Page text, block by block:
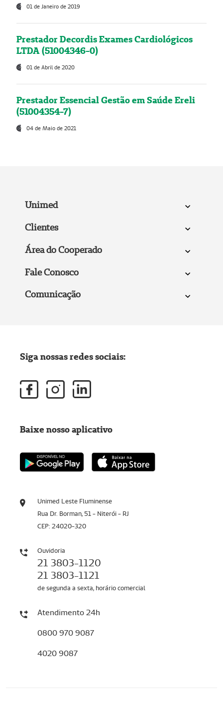
01 de Janeiro de 2019
Prestador Decordis Exames Cardiológicos
LTDA (51004346-0)
01 de Abril de 2020
Prestador Essencial Gestão em Saúde Ereli
(51004354-7)
04 de Maio de 2021
Unimed
Clientes
Área do Cooperado
Fale Conosco
Comunicação
Unimed Leste Fluminense
Rua Dr. Borman, 51 - Niterói - RJ
CEP: 24020-320
Ouvidoria
21 3803-1120
21 3803-1121
de segunda a sexta, horário comercial
Atendimento 24h
0800 970 9087
4020 9087
Siga nossas redes sociais:
Baixe nosso aplicativo